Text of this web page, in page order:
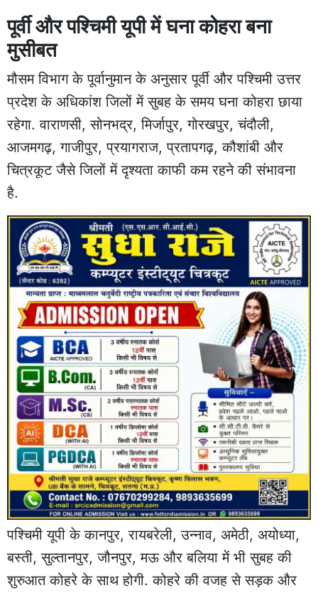
पूर्वी और पश्चिमी यूपी में घना कोहरा बना
मुसीबत
मौसम विभाग के पूर्वानुमान के अनुसार पूर्वी और पश्चिमी उत्तर
प्रदेश के अधिकांश जिलों में सुबह के समय घना कोहरा छाया
रहेगा. वाराणसी, सोनभद्र, मिर्जापुर, गोरखपुर, चंदौली,
आजमगढ़, गाजीपुर, प्रयागराज, प्रतापगढ़, कौशांबी और
चित्रकूट जैसे जिलों में दृश्यता काफी कम रहने की संभावना
है.
पश्चिमी यूपी के कानपुर, रायबरेली, उन्नाव, अमेठी, अयोध्या,
बस्ती, सुल्तानपुर, जौनपुर, मऊ और बलिया में भी सुबह की
शुरुआत कोहरे के साथ होगी. कोहरे की वजह से सड़क और